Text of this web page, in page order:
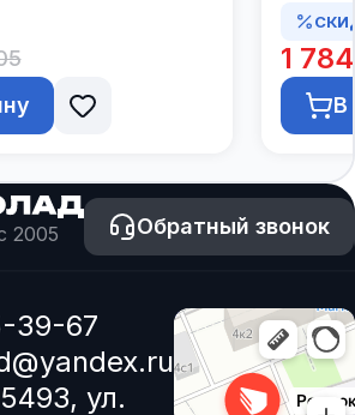
1
В
2005
Обратный звонок
39-67
ул.